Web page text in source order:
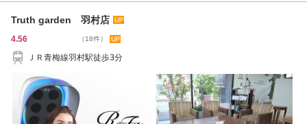
Truth garden 羽村店
4.56 （18件）
ＪＲ青梅線羽村駅徒歩3分